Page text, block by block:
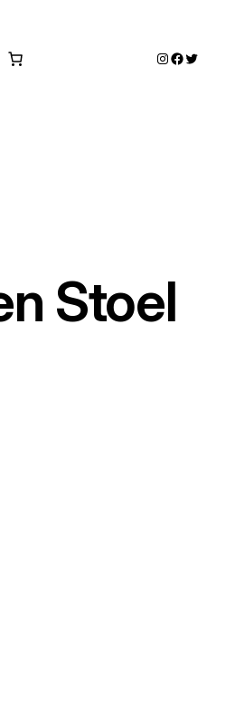
Instagram
Twitter
Stoel